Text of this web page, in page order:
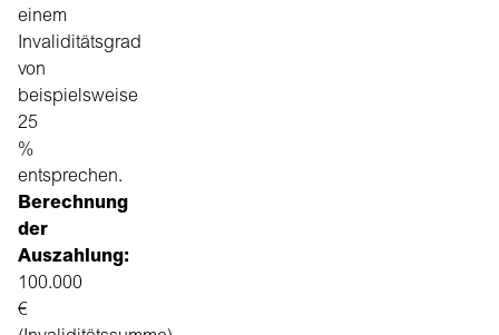
einem
Invaliditätsgrad
von
beispielsweise
25
%
entsprechen.
Berechnung
der
Auszahlung:
100.000
€